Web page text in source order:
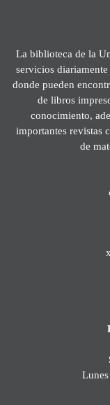
La biblioteca de la
servicios
donde pueden
de libros
conocimiento,
importantes revistas
de